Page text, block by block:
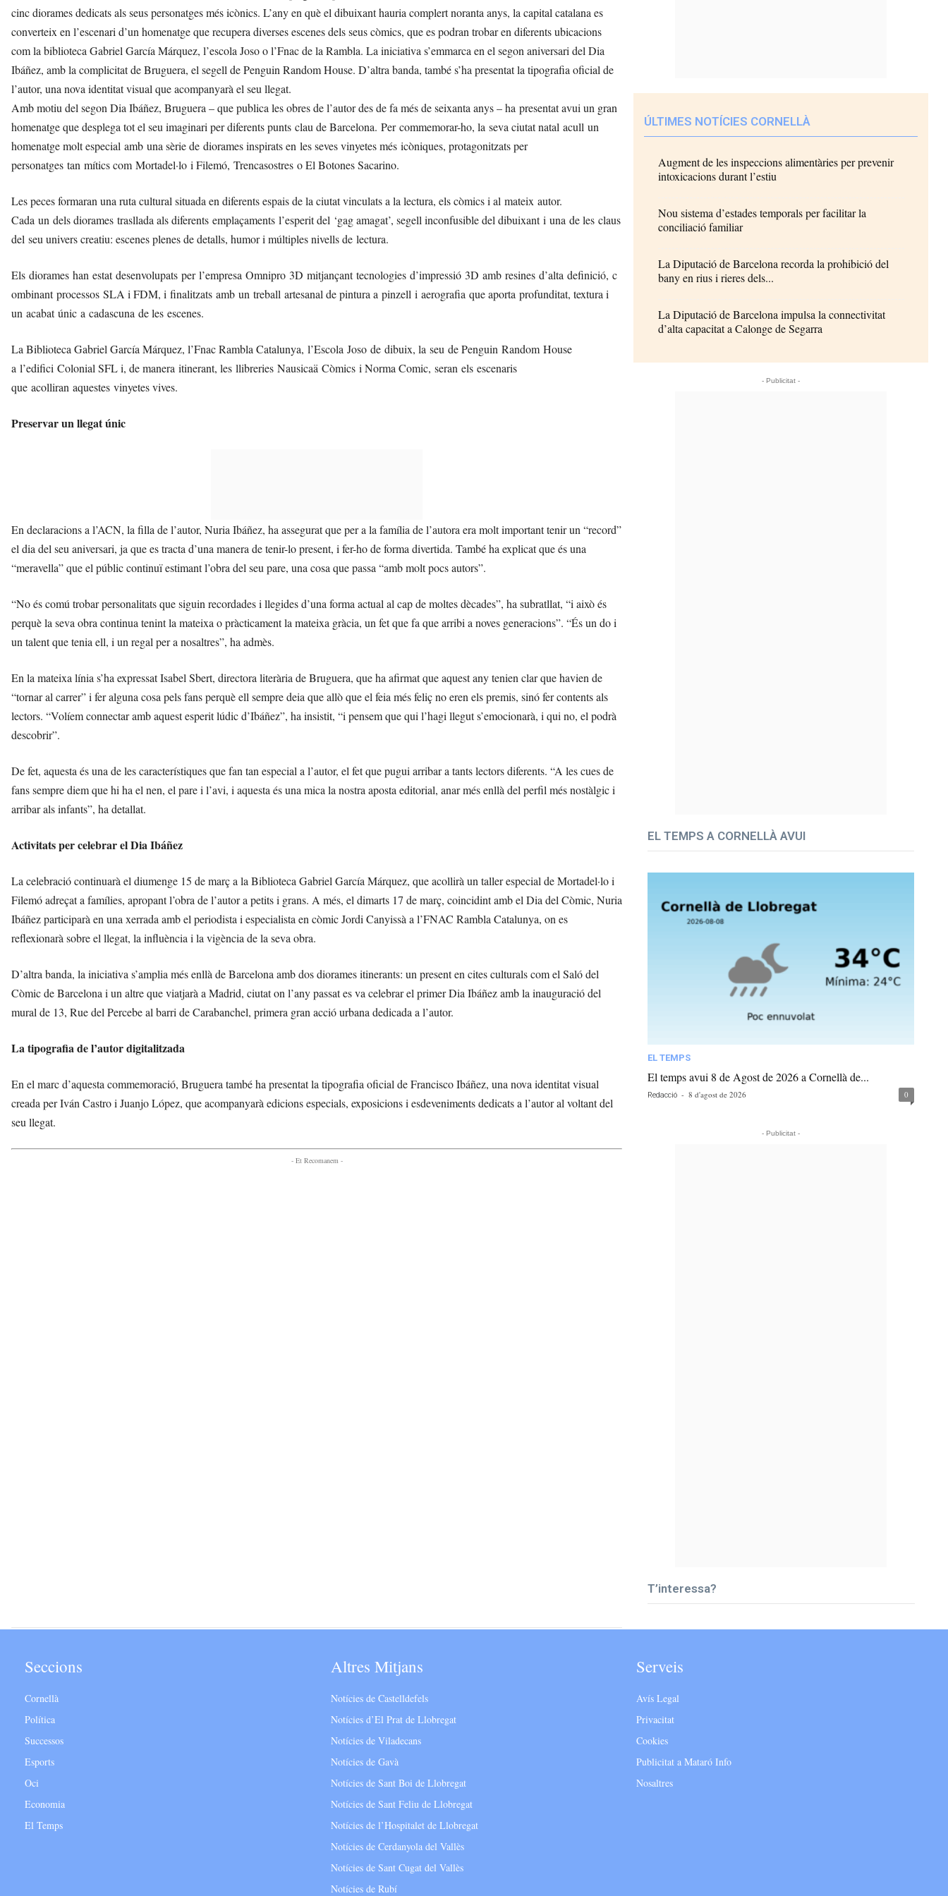
cinc diorames dedicats als seus personatges més icònics. L’any en què el dibuixant hauria complert noranta anys, la capital catalana es
converteix en l’escenari d’un homenatge que recupera diverses escenes dels seus còmics, que es podran trobar en diferents ubicacions
com la biblioteca Gabriel García Márquez, l’escola Joso o l’Fnac de la Rambla. La iniciativa s’emmarca en el segon aniversari del Dia
Ibáñez, amb la complicitat de Bruguera, el segell de Penguin Random House. D’altra banda, també s’ha presentat la tipografia oficial de
l’autor, una nova identitat visual que acompanyarà el seu llegat.
Amb motiu del segon Dia Ibáñez, Bruguera – que publica les obres de l’autor des de fa més de seixanta anys – ha presentat avui un gran
homenatge que desplega tot el seu imaginari per diferents punts clau de Barcelona. Per commemorar-ho, la seva ciutat natal acull un
homenatge molt especial amb una sèrie de diorames inspirats en les seves vinyetes més icòniques, protagonitzats per
personatges tan mítics com Mortadel·lo i Filemó, Trencasostres o El Botones Sacarino.
Les peces formaran una ruta cultural situada en diferents espais de la ciutat vinculats a la lectura, els còmics i al mateix autor.
Cada un dels diorames trasllada als diferents emplaçaments l’esperit del ‘gag amagat’, segell inconfusible del dibuixant i una de les claus
del seu univers creatiu: escenes plenes de detalls, humor i múltiples nivells de lectura.
Els diorames han estat desenvolupats per l’empresa Omnipro 3D mitjançant tecnologies d’impressió 3D amb resines d’alta definició, c
ombinant processos SLA i FDM, i finalitzats amb un treball artesanal de pintura a pinzell i aerografia que aporta profunditat, textura i
un acabat únic a cadascuna de les escenes.
La Biblioteca Gabriel García Márquez, l’Fnac Rambla Catalunya, l’Escola Joso de dibuix, la seu de Penguin Random House
a l’edifici Colonial SFL i, de manera itinerant, les llibreries Nausicaä Còmics i Norma Comic, seran els escenaris
que acolliran aquestes vinyetes vives.
Preservar un llegat únic
En declaracions a l’ACN, la filla de l’autor, Nuria Ibáñez, ha assegurat que per a la família de l’autora era molt important tenir un “record”
el dia del seu aniversari, ja que es tracta d’una manera de tenir-lo present, i fer-ho de forma divertida. També ha explicat que és una
“meravella” que el públic continuï estimant l’obra del seu pare, una cosa que passa “amb molt pocs autors”.
“No és comú trobar personalitats que siguin recordades i llegides d’una forma actual al cap de moltes dècades”, ha subratllat, “i això és
perquè la seva obra continua tenint la mateixa o pràcticament la mateixa gràcia, un fet que fa que arribi a noves generacions”. “És un do i
un talent que tenia ell, i un regal per a nosaltres”, ha admès.
En la mateixa línia s’ha expressat Isabel Sbert, directora literària de Bruguera, que ha afirmat que aquest any tenien clar que havien de
“tornar al carrer” i fer alguna cosa pels fans perquè ell sempre deia que allò que el feia més feliç no eren els premis, sinó fer contents als
lectors. “Volíem connectar amb aquest esperit lúdic d’Ibáñez”, ha insistit, “i pensem que qui l’hagi llegut s’emocionarà, i qui no, el podrà
descobrir”.
De fet, aquesta és una de les característiques que fan tan especial a l’autor, el fet que pugui arribar a tants lectors diferents. “A les cues de
fans sempre diem que hi ha el nen, el pare i l’avi, i aquesta és una mica la nostra aposta editorial, anar més enllà del perfil més nostàlgic i
arribar als infants”, ha detallat.
Activitats per celebrar el Dia Ibáñez
La celebració continuarà el diumenge 15 de març a la Biblioteca Gabriel García Márquez, que acollirà un taller especial de Mortadel·lo i
Filemó adreçat a famílies, apropant l’obra de l’autor a petits i grans. A més, el dimarts 17 de març, coincidint amb el Dia del Còmic, Nuria
Ibáñez participarà en una xerrada amb el periodista i especialista en còmic Jordi Canyissà a l’FNAC Rambla Catalunya, on es
reflexionarà sobre el llegat, la influència i la vigència de la seva obra.
D’altra banda, la iniciativa s’amplia més enllà de Barcelona amb dos diorames itinerants: un present en cites culturals com el Saló del
Còmic de Barcelona i un altre que viatjarà a Madrid, ciutat on l’any passat es va celebrar el primer Dia Ibáñez amb la inauguració del
mural de 13, Rue del Percebe al barri de Carabanchel, primera gran acció urbana dedicada a l’autor.
La tipografia de l’autor digitalitzada
En el marc d’aquesta commemoració, Bruguera també ha presentat la tipografia oficial de Francisco Ibáñez, una nova identitat visual
creada per Iván Castro i Juanjo López, que acompanyarà edicions especials, exposicions i esdeveniments dedicats a l’autor al voltant del
seu llegat.
- Et Recomanem -
ÚLTIMES NOTÍCIES CORNELLÀ
Augment de les inspeccions alimentàries per prevenir
intoxicacions durant l’estiu
Nou sistema d’estades temporals per facilitar la
conciliació familiar
La Diputació de Barcelona recorda la prohibició del
bany en rius i rieres dels...
La Diputació de Barcelona impulsa la connectivitat
d’alta capacitat a Calonge de Segarra
- Publicitat -
EL TEMPS A CORNELLÀ AVUI
EL TEMPS
El temps avui 8 de Agost de 2026 a Cornellà de...
Redacció - 8 d'agost de 2026 0
- Publicitat -
T’interessa?
Seccions
Cornellà
Política
Successos
Esports
Oci
Economia
El Temps
Altres Mitjans
Notícies de Castelldefels
Notícies d’El Prat de Llobregat
Notícies de Viladecans
Notícies de Gavà
Notícies de Sant Boi de Llobregat
Notícies de Sant Feliu de Llobregat
Notícies de l’Hospitalet de Llobregat
Notícies de Cerdanyola del Vallès
Notícies de Sant Cugat del Vallès
Notícies de Rubí
Serveis
Avís Legal
Privacitat
Cookies
Publicitat a Mataró Info
Nosaltres